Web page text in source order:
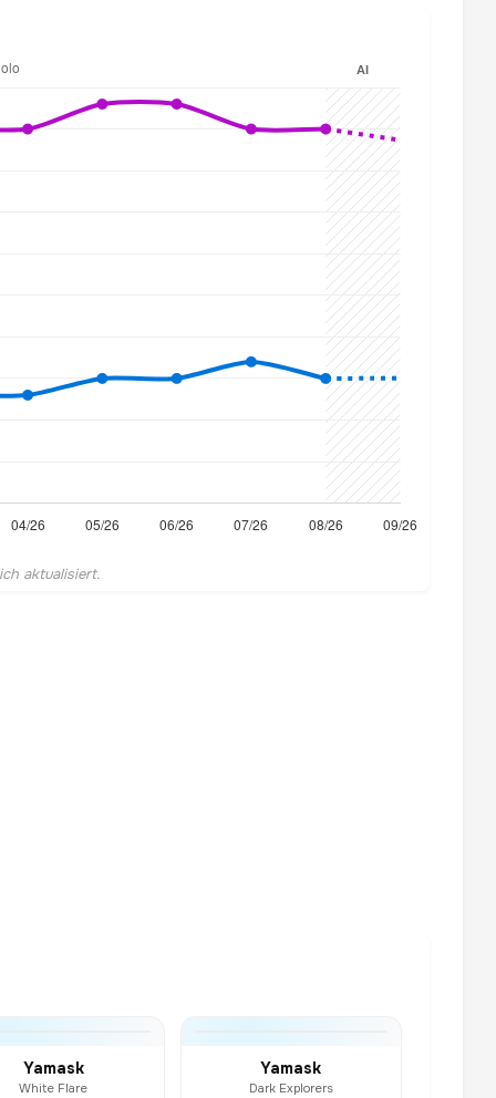
aktualisiert.
Yamask
White Flare
Yamask
Dark Explorers